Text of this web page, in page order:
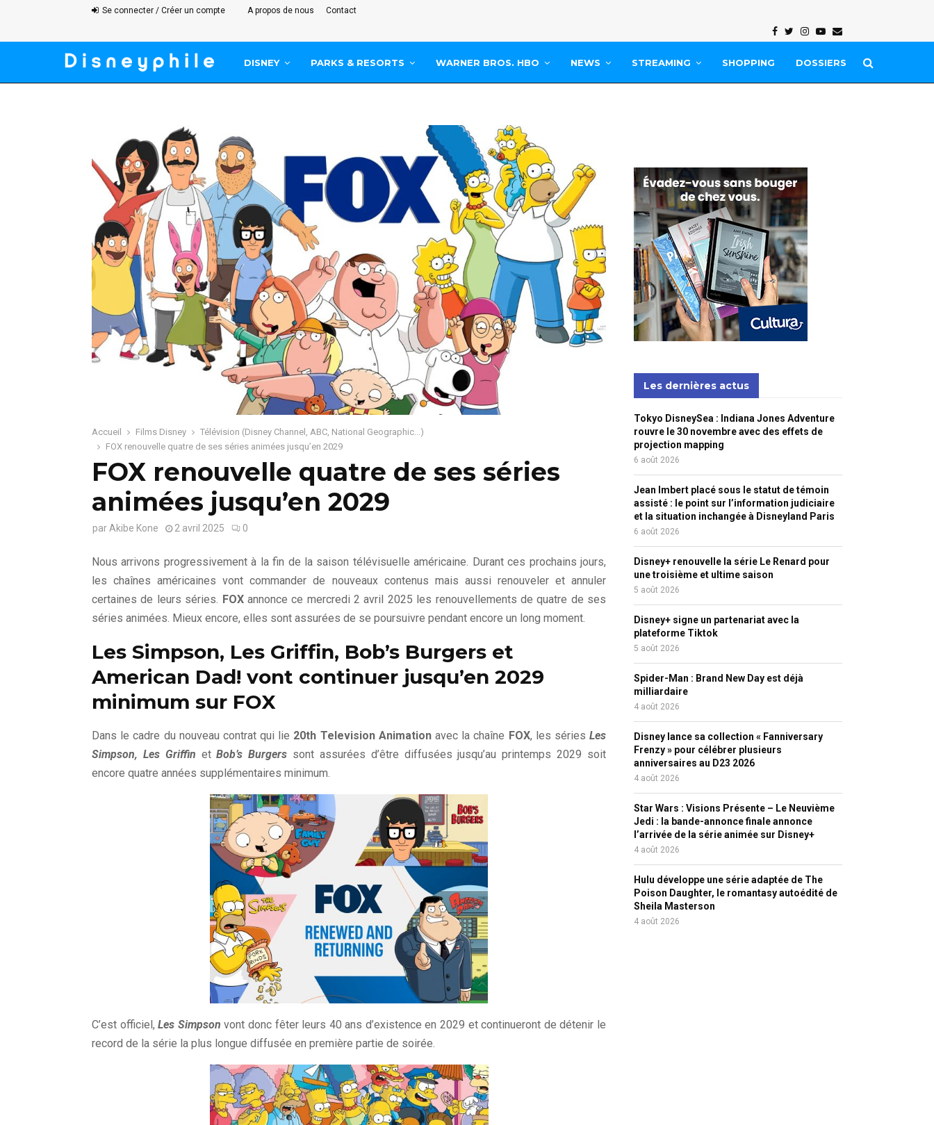
Se connecter / Créer un compte A propos de nous Contact
Facebook
Twitter
Instagram
Youtube
Email
DISNEY PARKS & RESORTS WARNER BROS. HBO NEWS STREAMING SHOPPING DOSSIERS
Accueil Films Disney
Télévision (Disney Channel, ABC, National Geographic...)
FOX renouvelle quatre de ses séries animées jusqu’en 2029
FOX renouvelle quatre de ses séries
animées jusqu’en 2029
par Akibe Kone 2 avril 2025 0
Nous arrivons progressivement à la fin de la saison télévisuelle américaine. Durant ces prochains jours,
les chaînes américaines vont commander de nouveaux contenus mais aussi renouveler et annuler
certaines de leurs séries. FOXannonce ce mercredi 2 avril 2025 les renouvellements de quatre de ses
séries animées. Mieux encore, elles sont assurées de se poursuivre pendant encore un long moment.
Les Simpson, Les Griffin, Bob’s Burgers et
American Dad! vont continuer jusqu’en 2029
minimum sur FOX
Dans le cadre du nouveau contrat qui lie 20th Television Animationavec la chaîne FOX, les sériesLes
Simpson, Les Griffin etBob’s Burgers sont assurées d’être diffusées jusqu’au printemps 2029 soit
encore quatre années supplémentaires minimum.
C’est officiel,Les Simpson vont donc fêter leurs 40 ans d’existence en 2029 et continueront de détenir le
record de la série la plus longue diffusée en première partie de soirée.
Les dernières actus
Tokyo DisneySea : Indiana Jones Adventure
rouvre le 30 novembre avec des effets de
projection mapping
6 août 2026
Jean Imbert placé sous le statut de témoin
assisté : le point sur l’information judiciaire
et la situation inchangée à Disneyland Paris
6 août 2026
Disney+ renouvelle la série Le Renard pour
une troisième et ultime saison
5 août 2026
Disney+ signe un partenariat avec la
plateforme Tiktok
5 août 2026
Spider-Man : Brand New Day est déjà
milliardaire
4 août 2026
Disney lance sa collection « Fanniversary
Frenzy » pour célébrer plusieurs
anniversaires au D23 2026
4 août 2026
Star Wars : Visions Présente – Le Neuvième
Jedi : la bande-annonce finale annonce
l’arrivée de la série animée sur Disney+
4 août 2026
Hulu développe une série adaptée de The
Poison Daughter, le romantasy autoédité de
Sheila Masterson
4 août 2026